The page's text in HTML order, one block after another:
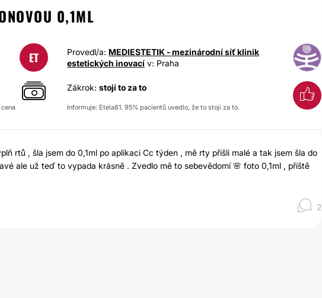
0,1ML
ET Provedl/a: MEDIESTETIK - mezinárodní síť klinik
estetických inovací v: Praha
Zákrok: stojí to za to
Informuje: Etela81. 95% pacientů uvedlo, že to stojí za to.
rtů , šla jsem do 0,1ml po aplikaci Cc týden , mě rty přišli malé a tak jsem šla do
ale už teď to vypada krásně . Zvedlo mě to sebevědomí 🌸 foto 0,1ml , příště
2